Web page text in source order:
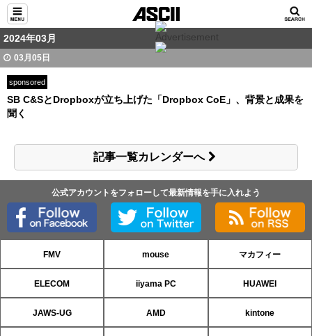
2024年03月
03月05日
sponsored
SB C&SとDropboxが立ち上げた「Dropbox CoE」、背景と成果を
聞く
記事一覧カレンダーへ
公式アカウントをフォローして最新情報を手に入れよう
FMV mouse マカフィー
ELECOM iiyama PC HUAWEI
JAWS-UG AMD kintone